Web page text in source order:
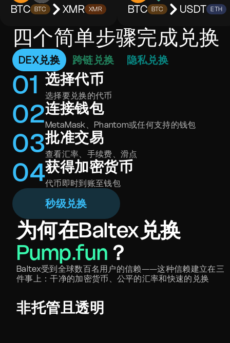
BTC BTC XMR XMR BTC BTC USDT ETH
四个简单步骤完成兑换
DEX兑换 跨链兑换 隐私兑换
01 选择代币
选择要兑换的代币
02连接钱包
MetaMask、Phantom或任何支持的钱包
03批准交易
查看汇率、手续费、滑点
04获得加密货币
代币即时到账至钱包
秒级兑换
为何在Baltex兑换
Pump.fun ？
Baltex受到全球数百名用户的信赖——这种信赖建立在三
件事上：干净的加密货币、公平的汇率和快速的兑换
非托管且透明